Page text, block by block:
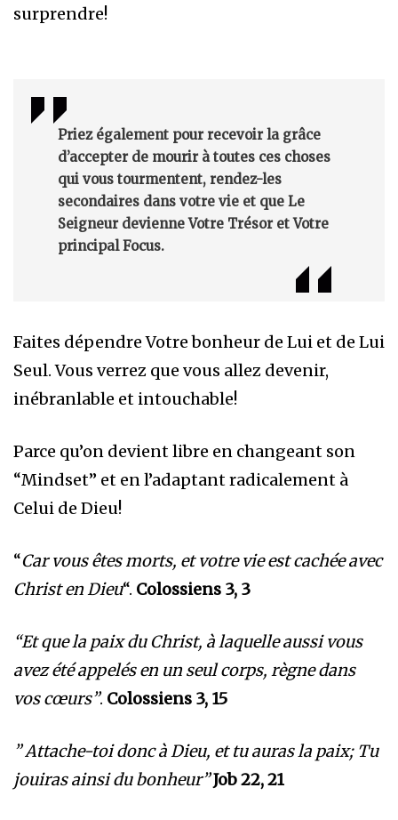
surprendre!
Priez également pour recevoir la grâce
d’accepter de mourir à toutes ces choses
qui vous tourmentent, rendez-les
secondaires dans votre vie et que Le
Seigneur devienne Votre Trésor et Votre
principal Focus.
Faites dépendre Votre bonheur de Lui et de Lui
Seul. Vous verrez que vous allez devenir,
inébranlable et intouchable!
Parce qu’on devient libre en changeant son
“Mindset” et en l’adaptant radicalement à
Celui de Dieu!
“Car vous êtes morts, et votre vie est cachée avec
Christ en Dieu“. Colossiens 3, 3
“Et que la paix du Christ, à laquelle aussi vous
avez été appelés en un seul corps, règne dans
vos cœurs”. Colossiens 3, 15
” Attache-toi donc à Dieu, et tu auras la paix; Tu
jouiras ainsi du bonheur”Job 22, 21